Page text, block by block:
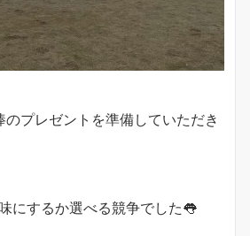
プレゼントを準備していただき
にするか選べる競争でした👅